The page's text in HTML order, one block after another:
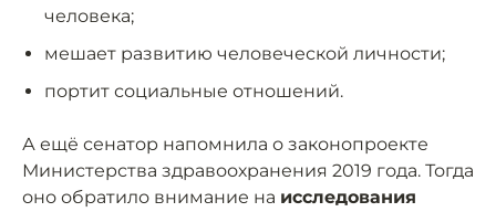
человека;
мешает развитию человеческой личности;
портит социальные отношений.
А ещё сенатор напомнила о законопроекте
Министерства здравоохранения 2019 года. Тогда
оно обратило внимание на исследования